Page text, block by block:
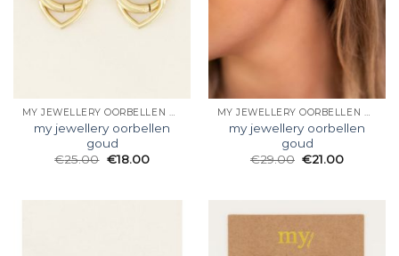
MY JEWELLERY OORBELLEN GOUD
my jewellery oorbellen
goud
€25.00 €18.00
MY JEWELLERY OORBELLEN GOUD
my jewellery oorbellen
goud
€29.00 €21.00